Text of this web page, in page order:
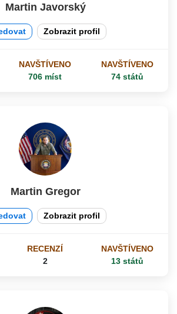
Martin Javorský
Zobrazit profil
NAVŠTÍVENO
706 míst
NAVŠTÍVENO
74 států
Martin Gregor
Zobrazit profil
RECENZÍ
2
NAVŠTÍVENO
13 států